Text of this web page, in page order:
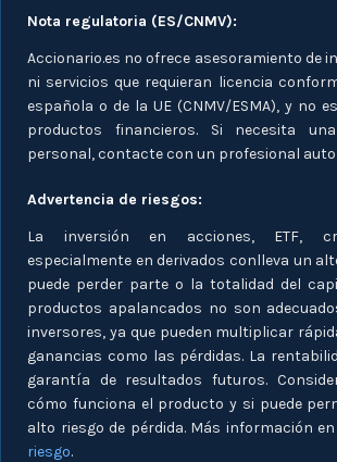
Nota regulatoria (ES/CNMV):
Accionario.es no ofrece asesoramiento de
ni servicios que requieran licencia
española o de la UE (CNMV/ESMA), y no
productos financieros. Si necesita
personal, contacte con un profesional
Advertencia de riesgos:
La inversión en acciones, ETF,
especialmente en derivados conlleva un
puede perder parte o la totalidad del
productos apalancados no son
inversores, ya que pueden multiplicar
ganancias como las pérdidas. La
garantía de resultados futuros.
cómo funciona el producto y si puede
alto riesgo de pérdida. Más información
riesgo.